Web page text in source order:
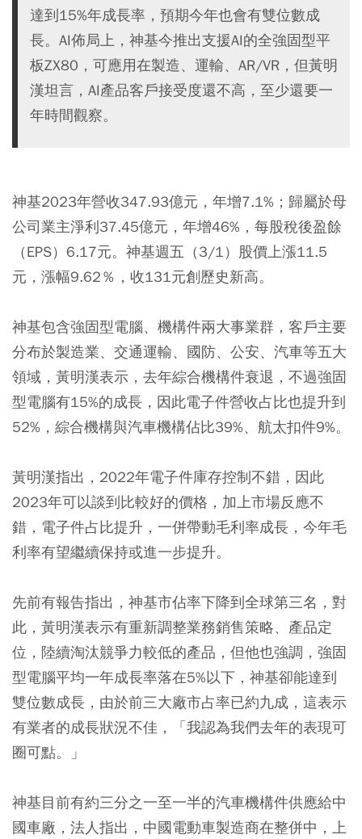
達到15%年成長率，預期今年也會有雙位數成
長。AI佈局上，神基今推出支援AI的全強固型平
板ZX80，可應用在製造、運輸、AR/VR，但黃明
漢坦言，AI產品客戶接受度還不高，至少還要一
年時間觀察。
神基2023年營收347.93億元，年增7.1%；歸屬於母
公司業主淨利37.45億元，年增46%，每股稅後盈餘
（EPS）6.17元。神基週五（3/1）股價上漲11.5
元，漲幅9.62％，收131元創歷史新高。
神基包含強固型電腦、機構件兩大事業群，客戶主要
分布於製造業、交通運輸、國防、公安、汽車等五大
領域，黃明漢表示，去年綜合機構件衰退，不過強固
型電腦有15%的成長，因此電子件營收占比也提升到
52%，綜合機構與汽車機構佔比39%、航太扣件9%。
黃明漢指出，2022年電子件庫存控制不錯，因此
2023年可以談到比較好的價格，加上市場反應不
錯，電子件占比提升，一併帶動毛利率成長，今年毛
利率有望繼續保持或進一步提升。
先前有報告指出，神基市佔率下降到全球第三名，對
此，黃明漢表示有重新調整業務銷售策略、產品定
位，陸續淘汰競爭力較低的產品，但他也強調，強固
型電腦平均一年成長率落在5%以下，神基卻能達到
雙位數成長，由於前三大廠市占率已約九成，這表示
有業者的成長狀況不佳，「我認為我們去年的表現可
圈可點。」
神基目前有約三分之一至一半的汽車機構件供應給中
國車廠，法人指出，中國電動車製造商在整併中，上